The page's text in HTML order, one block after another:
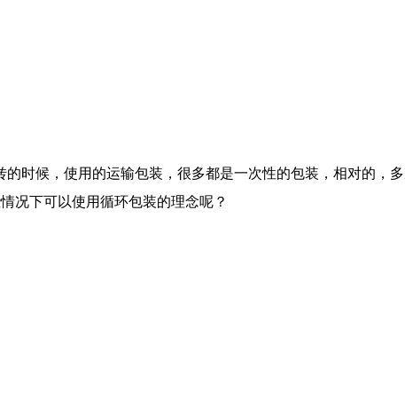
时候，使用的运输包装，很多都是一次性的包装，相对的，多
况下可以使用循环包装的理念呢？